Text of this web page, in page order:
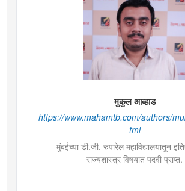
मुकुल आव्हाड
https://www.mahamtb.com/authors/
tml
मुंबईच्या डी.जी. रुपारेल महाविद्यालयातून
राज्यशास्त्र विषयात पदवी प्राप्त.
साठी विविध विषयांवर कार्यक्रम सादर